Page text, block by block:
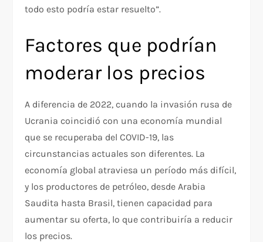
todo esto podría estar resuelto”.
Factores que podrían
moderar los precios
A diferencia de 2022, cuando la invasión rusa de
Ucrania coincidió con una economía mundial
que se recuperaba del COVID-19, las
circunstancias actuales son diferentes. La
economía global atraviesa un período más difícil,
y los productores de petróleo, desde Arabia
Saudita hasta Brasil, tienen capacidad para
aumentar su oferta, lo que contribuiría a reducir
los precios.